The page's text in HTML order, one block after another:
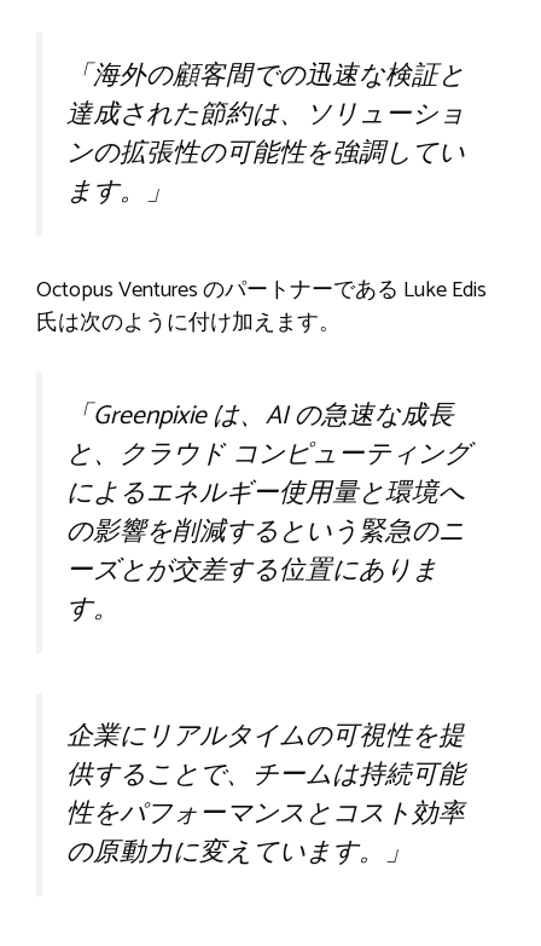
「海外の顧客間での迅速な検証と
達成された節約は、ソリューショ
ンの拡張性の可能性を強調してい
ます。」
Octopus Ventures のパートナーである Luke Edis
氏は次のように付け加えます。
「Greenpixie は、AI の急速な成長
と、クラウド コンピューティング
によるエネルギー使用量と環境へ
の影響を削減するという緊急のニ
ーズとが交差する位置にありま
す。
企業にリアルタイムの可視性を提
供することで、チームは持続可能
性をパフォーマンスとコスト効率
の原動力に変えています。」